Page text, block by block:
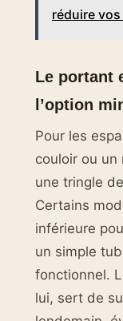
réduire
Le portant
l’option
Pour les
couloir ou
une tringle
Certains
inférieure
un simple
fonctionnel.
lui, sert de